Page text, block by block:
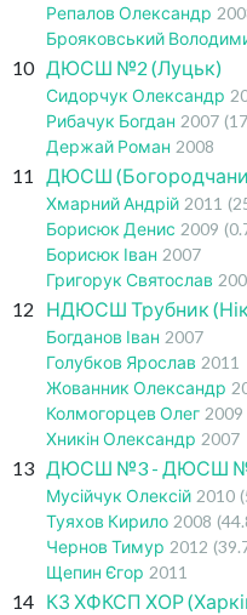
Репалов Олександр
Брояковський
10 ДЮСШ №2 (Луцьк)
Сидорчук Олександр
Рибачук Богдан 2007
Держай Роман 2008
11 ДЮСШ
Хмарний Андрій 2011
Борисюк Денис 2009
Борисюк Іван 2007
Григорук Святослав
12 НДЮСШ Трубник
Богданов Іван 2007
Голубков Ярослав 2011
Жованник Олександр
Колмогорцев Олег 2009
Хникін Олександр 2007
13 ДЮСШ №3 - ДЮСШ
Мусійчук Олексій 2010
Туяхов Кирило 2008
Чернов Тимур 2012
Щепин Єгор 2011
14 КЗ ХФКСП ХОР